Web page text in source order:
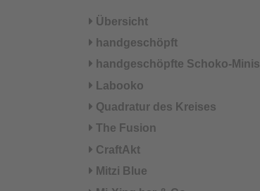
Übersicht
handgeschöpft
handgeschöpfte Schoko-Minis
Labooko
Quadratur des Kreises
The Fusion
CraftAkt
Mitzi Blue